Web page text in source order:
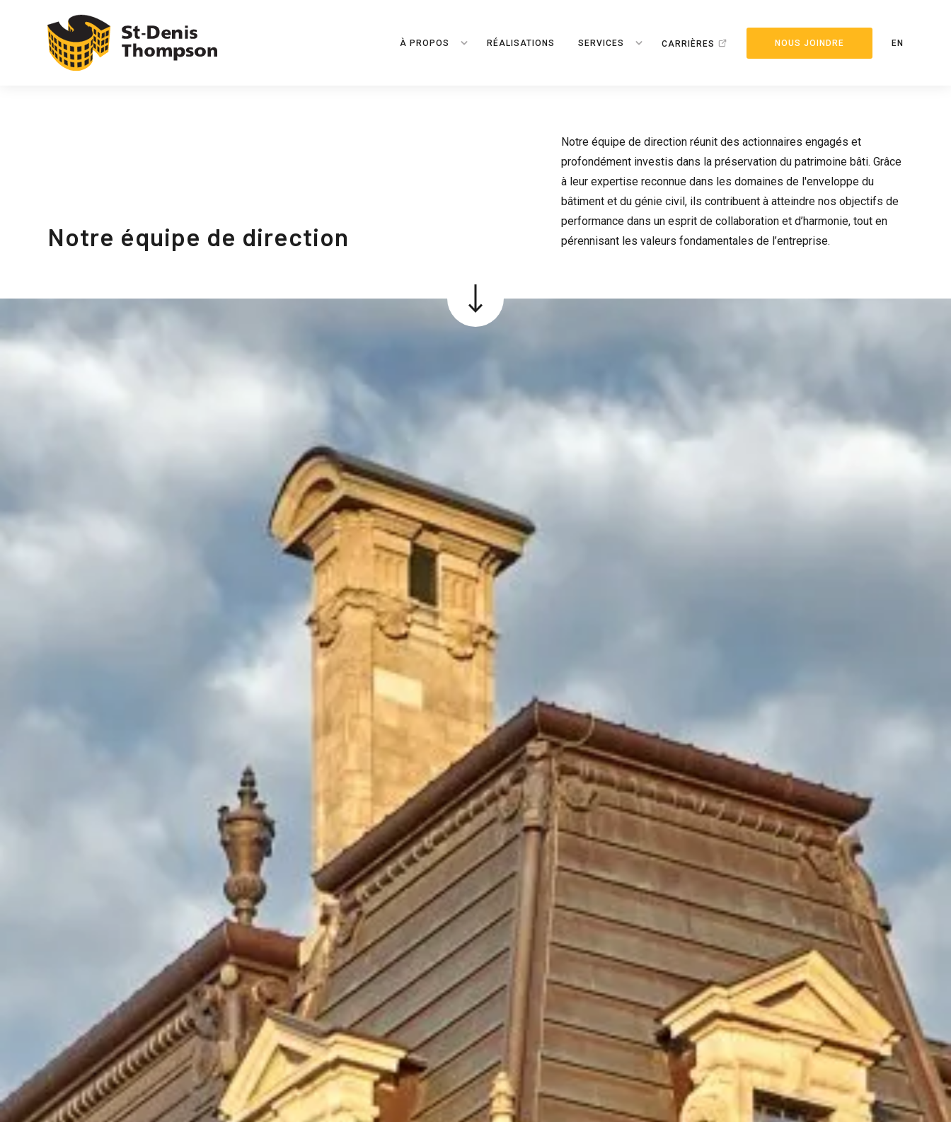
À PROPOS RÉALISATIONS SERVICES CARRIÈRES NOUS JOINDRE EN
Notre équipe de direction
Notre équipe de direction réunit des actionnaires engagés et
profondément investis dans la préservation du patrimoine bâti. Grâce
à leur expertise reconnue dans les domaines de l'enveloppe du
bâtiment et du génie civil, ils contribuent à atteindre nos objectifs de
performance dans un esprit de collaboration et d’harmonie, tout en
pérennisant les valeurs fondamentales de l’entreprise.